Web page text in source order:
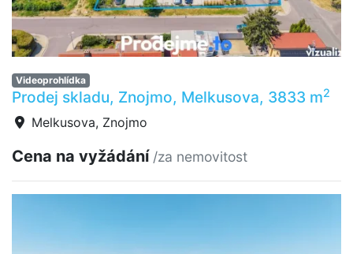
Videoprohlídka
Prodej skladu, Znojmo, Melkusova, 3833 m2
Melkusova, Znojmo
Cena na vyžádání /za nemovitost